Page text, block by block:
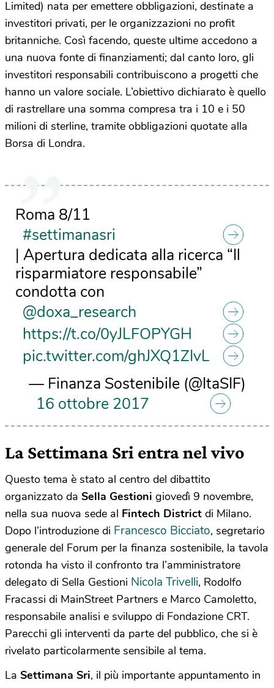
Limited) nata per emettere obbligazioni, destinate a
investitori privati, per le organizzazioni no profit
britanniche. Così facendo, queste ultime accedono a
una nuova fonte di finanziamenti; dal canto loro, gli
investitori responsabili contribuiscono a progetti che
hanno un valore sociale. L’obiettivo dichiarato è quello
di rastrellare una somma compresa tra i 10 e i 50
milioni di sterline, tramite obbligazioni quotate alla
Borsa di Londra.
Roma 8/11
#settimanasri
| Apertura dedicata alla ricerca “Il
risparmiatore responsabile”
condotta con
@doxa_research
https://t.co/0yJLFOPYGH
pic.twitter.com/ghJXQ1ZIvL
— Finanza Sostenibile (@ItaSIF)
16 ottobre 2017
La Settimana Sri entra nel vivo
Questo tema è stato al centro del dibattito
organizzato da Sella Gestioni giovedì 9 novembre,
nella sua nuova sede al Fintech District di Milano.
Dopo l’introduzione di Francesco Bicciato, segretario
generale del Forum per la finanza sostenibile, la tavola
rotonda ha visto il confronto tra l’amministratore
delegato di Sella Gestioni Nicola Trivelli, Rodolfo
Fracassi di MainStreet Partners e Marco Camoletto,
responsabile analisi e sviluppo di Fondazione CRT.
Parecchi gli interventi da parte del pubblico, che si è
rivelato particolarmente sensibile al tema.
La Settimana Sri, il più importante appuntamento in